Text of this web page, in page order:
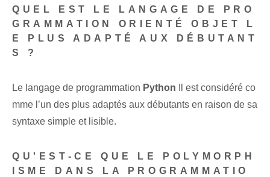
QUEL EST LE LANGAGE DE PRO
GRAMMATION ORIENTÉ OBJET L
E PLUS ADAPTÉ AUX DÉBUTANT
S ?
Le langage de programmation Python Il est considéré co
mme l’un des plus adaptés aux débutants en raison de sa
syntaxe simple et lisible.
QU'EST-CE QUE LE POLYMORPH
ISME DANS LA PROGRAMMATIO